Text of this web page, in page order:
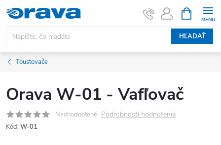
Prejsť na obsah
HĽADAŤ
Toustovače
Orava W-01 - Vafľovač
Neohodnotené Podrobnosti hodnotenia
Kód: W-01